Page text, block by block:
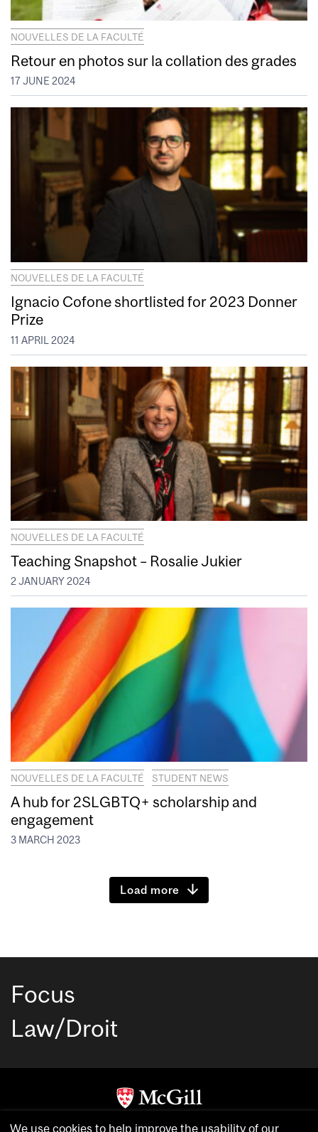
NOUVELLES DE LA FACULTÉ
Retour en photos sur la collation des grades
17 JUNE 2024
NOUVELLES DE LA FACULTÉ
Ignacio Cofone shortlisted for 2023 Donner
Prize
11 APRIL 2024
NOUVELLES DE LA FACULTÉ
Teaching Snapshot – Rosalie Jukier
2 JANUARY 2024
NOUVELLES DE LA FACULTÉ STUDENT NEWS
A hub for 2SLGBTQ+ scholarship and
engagement
3 MARCH 2023
Load more
Focus
Law/Droit
Copyright © McGill University. All rights reserved.
We use cookies to help improve the usability of our